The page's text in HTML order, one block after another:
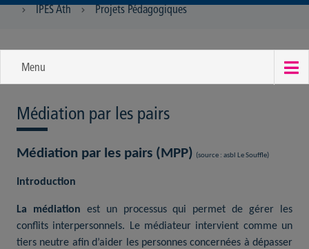
IPES Ath Projets Pédagogiques
Menu
Médiation par les pairs
Médiation par les pairs (MPP) (source : asbl Le Souffle)
Introduction
La médiation est un processus qui permet de gérer les
conflits interpersonnels. Le médiateur intervient comme un
tiers neutre afin d’aider les personnes concernées à dépasser